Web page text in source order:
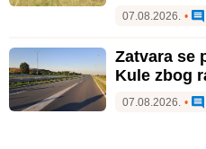
07.08.2026. •
Zatvara se
Kule zbog
07.08.2026. •